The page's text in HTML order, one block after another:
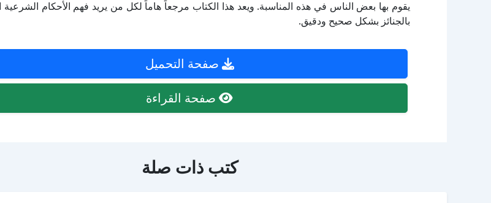
يقوم بها بعض الناس في هذه المناسبة. ويعد هذا الكتاب مرجعاً هاماً لكل من يريد فهم الأحكام الشرعية
بالجنائز بشكل صحيح ودقيق.
صفحة التحميل
صفحة القراءة
كتب ذات صلة